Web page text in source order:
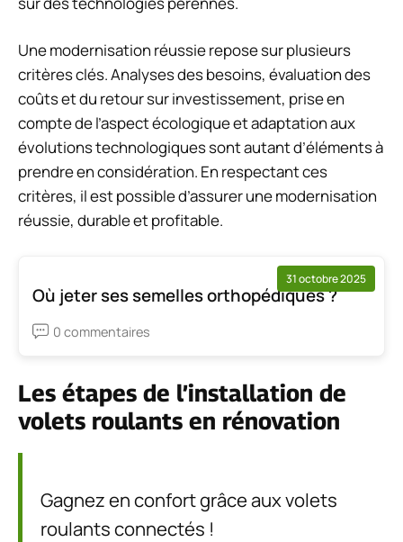
Une modernisation réussie repose sur plusieurs
critères clés. Analyses des besoins, évaluation des
coûts et du retour sur investissement, prise en
compte de l’aspect écologique et adaptation aux
évolutions technologiques sont autant d’éléments à
prendre en considération. En respectant ces
critères, il est possible d’assurer une modernisation
réussie, durable et profitable.
31 octobre 2025
Où jeter ses semelles orthopédiques ?
0 commentaires
Les étapes de l’installation de
volets roulants en rénovation
Gagnez en confort grâce aux volets
roulants connectés !